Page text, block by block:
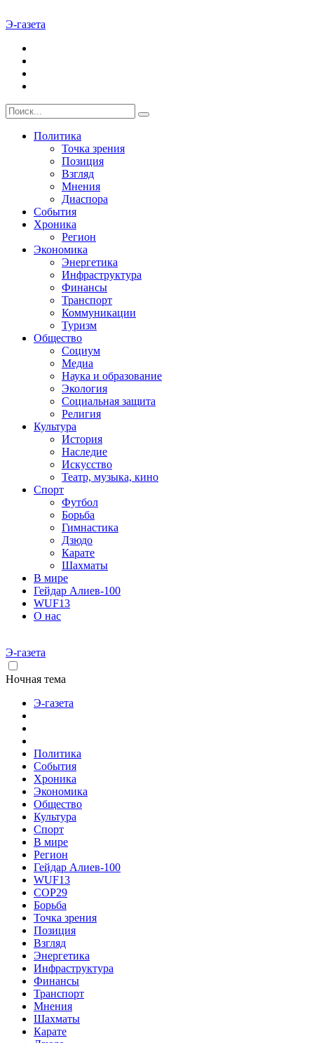
Э-газета
Политика
Точка зрения
Позиция
Взгляд
Мнения
Диаспора
События
Хроника
Регион
Экономика
Энергетика
Инфраструктура
Финансы
Транспорт
Коммуникации
Туризм
Общество
Социум
Медиа
Наука и образование
Экология
Социальная защита
Религия
Культура
История
Наследие
Искусство
Театр, музыка, кино
Спорт
Футбол
Борьба
Гимнастика
Дзюдо
Карате
Шахматы
В мире
Гейдар Алиев-100
WUF13
О нас
Э-газета
Ночная тема
Э-газета
Политика
События
Хроника
Экономика
Общество
Культура
Спорт
В мире
Регион
Гейдар Алиев-100
WUF13
COP29
Борьба
Точка зрения
Позиция
Взгляд
Энергетика
Инфраструктура
Финансы
Транспорт
Мнения
Шахматы
Карате